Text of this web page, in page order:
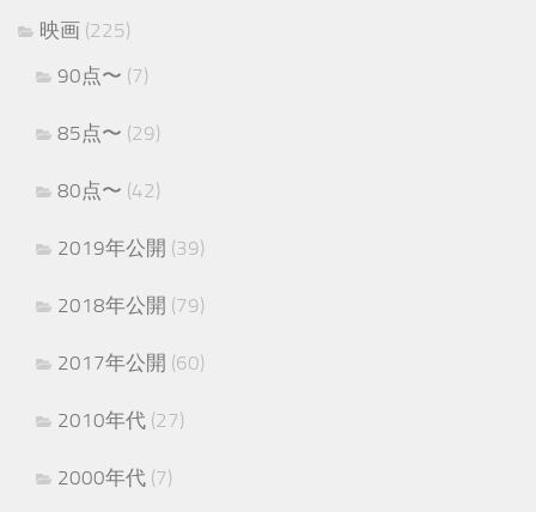
映画 (225)
90点〜 (7)
85点〜 (29)
80点〜 (42)
2019年公開 (39)
2018年公開 (79)
2017年公開 (60)
2010年代 (27)
2000年代 (7)